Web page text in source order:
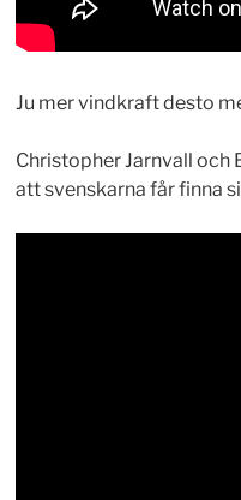
Ju mer vindkraft desto
Christopher Jarnvall
att svenskarna får finna